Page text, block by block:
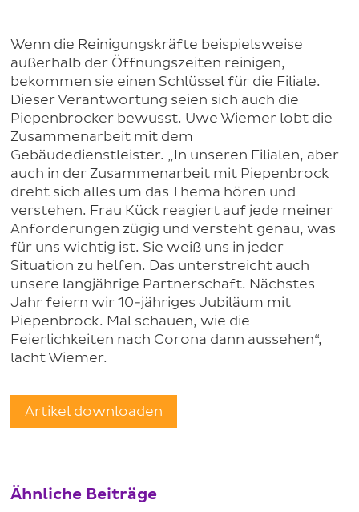
Wenn die Reinigungskräfte beispielsweise
außerhalb der Öffnungszeiten reinigen,
bekommen sie einen Schlüssel für die Filiale.
Dieser Verantwortung seien sich auch die
Piepenbrocker bewusst. Uwe Wiemer lobt die
Zusammenarbeit mit dem
Gebäudedienstleister. „In unseren Filialen, aber
auch in der Zusammenarbeit mit Piepenbrock
dreht sich alles um das Thema hören und
verstehen. Frau Kück reagiert auf jede meiner
Anforderungen zügig und versteht genau, was
für uns wichtig ist. Sie weiß uns in jeder
Situation zu helfen. Das unterstreicht auch
unsere langjährige Partnerschaft. Nächstes
Jahr feiern wir 10-jähriges Jubiläum mit
Piepenbrock. Mal schauen, wie die
Feierlichkeiten nach Corona dann aussehen“,
lacht Wiemer.
Artikel downloaden
Ähnliche Beiträge